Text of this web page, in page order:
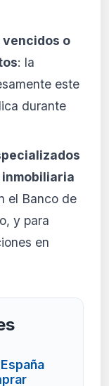
vencidos o
: la
este
durante
el Banco de
y para
en